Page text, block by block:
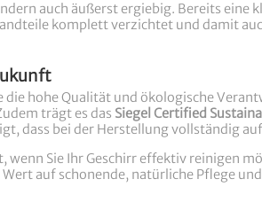
auch äußerst ergiebig. Bereits eine
komplett verzichtet und damit
hohe Qualität und ökologische
trägt es das Siegel Certified
dass bei der Herstellung vollständig
Sie Ihr Geschirr effektiv reinigen
auf schonende, natürliche Pflege